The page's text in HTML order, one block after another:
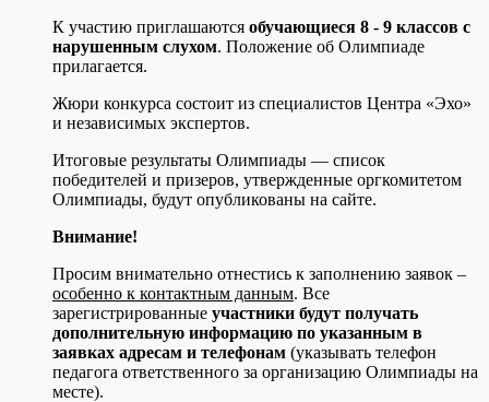
К участию приглашаются обучающиеся 8 - 9 классов с
нарушенным слухом. Положение об Олимпиаде
прилагается.
Жюри конкурса состоит из специалистов Центра «Эхо»
и независимых экспертов.
Итоговые результаты Олимпиады — список
победителей и призеров, утвержденные оргкомитетом
Олимпиады, будут опубликованы на сайте.
Внимание!
Просим внимательно отнестись к заполнению заявок –
особенно к контактным данным. Все
зарегистрированные участники будут получать
дополнительную информацию по указанным в
заявках адресам и телефонам (указывать телефон
педагога ответственного за организацию Олимпиады на
месте).